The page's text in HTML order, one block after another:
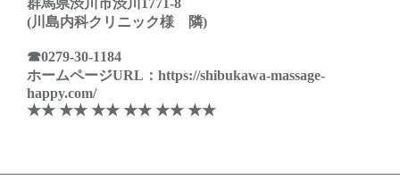
群馬県渋川市渋川1771-8
(川島内科クリニック様 隣)
☎0279-30-1184
ホームページURL：https://shibukawa-massage-
happy.com/
★★ ★★ ★★ ★★ ★★ ★★